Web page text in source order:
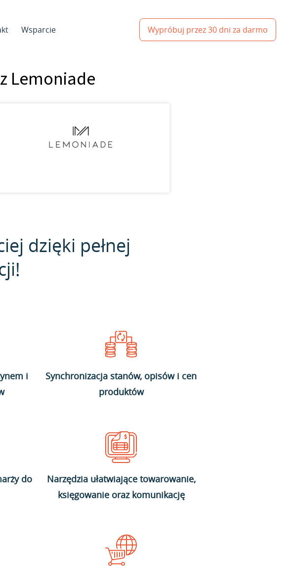
Wsparcie Wypróbuj przez 30 dni za darmo
Lemoniade
dzięki pełnej
i
Synchronizacja stanów, opisów i cen
produktów
do
Narzędzia ułatwiające towarowanie,
księgowanie oraz komunikację